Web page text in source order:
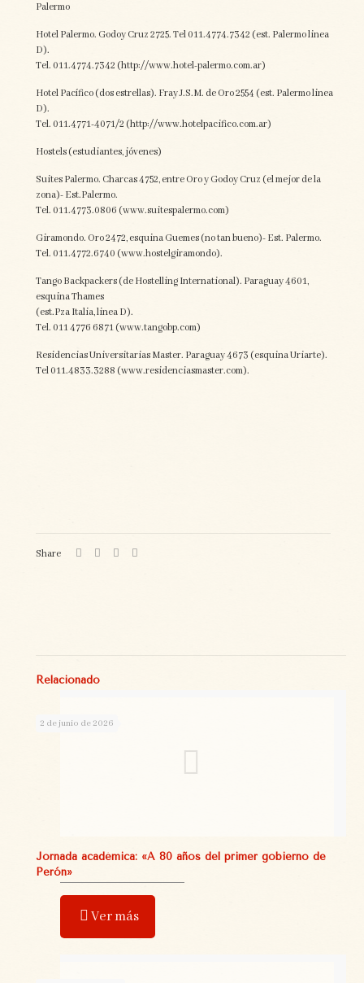
Palermo
Hotel Palermo. Godoy Cruz 2725. Tel 011.4774.7342 (est. Palermo linea
D).
Tel. 011.4774.7342 (http://www.hotel-palermo.com.ar)
Hotel Pacífico (dos estrellas). Fray J.S.M. de Oro 2554 (est. Palermo linea
D).
Tel. 011.4771-4071/2 (http://www.hotelpacifico.com.ar)
Hostels (estudiantes, jóvenes)
Suites Palermo. Charcas 4752, entre Oro y Godoy Cruz (el mejor de la
zona)- Est.Palermo.
Tel. 011.4773.0806 (www.suitespalermo.com)
Giramondo. Oro 2472, esquina Guemes (no tan bueno)- Est. Palermo.
Tel. 011.4772.6740 (www.hostelgiramondo).
Tango Backpackers (de Hostelling International). Paraguay 4601,
esquina Thames
(est.Pza Italia, linea D).
Tel. 011 4776 6871 (www.tangobp.com)
Residencias Universitarias Master. Paraguay 4673 (esquina Uriarte).
Tel 011.4833.3288 (www.residenciasmaster.com).
Share
Relacionado
2 de junio de 2026
Jornada académica: «A 80 años del primer gobierno de
Perón»
Ver más